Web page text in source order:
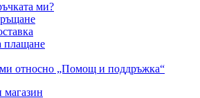
ми?
плащане
относно „Помощ и поддръжка“